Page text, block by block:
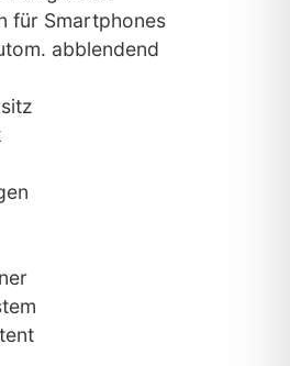
für Smartphones
abblendend